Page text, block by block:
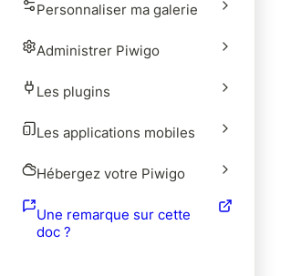
Personnaliser ma galerie
Administrer Piwigo
Les plugins
Les applications mobiles
Hébergez votre Piwigo
Une remarque sur cette
doc ?